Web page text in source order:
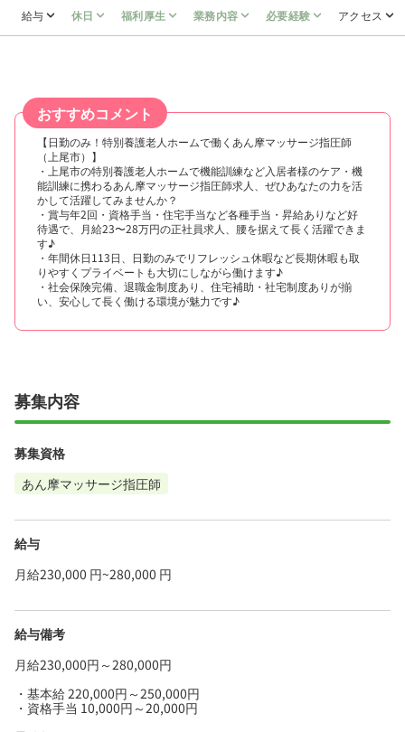
給与 休日 福利厚生 業務内容 必要経験 アクセス
おすすめコメント
【日勤のみ！特別養護老人ホームで働くあん摩マッサージ指圧師
（上尾市）】
・上尾市の特別養護老人ホームで機能訓練など入居者様のケア・機
能訓練に携わるあん摩マッサージ指圧師求人、ぜひあなたの力を活
かして活躍してみませんか？
・賞与年2回・資格手当・住宅手当など各種手当・昇給ありなど好
待遇で、月給23〜28万円の正社員求人、腰を据えて長く活躍できま
す♪
・年間休日113日、日勤のみでリフレッシュ休暇など長期休暇も取
りやすくプライベートも大切にしながら働けます♪
・社会保険完備、退職金制度あり、住宅補助・社宅制度ありが揃
い、安心して長く働ける環境が魅力です♪
募集内容
募集資格
あん摩マッサージ指圧師
給与
月給230,000 円~280,000 円
給与備考
月給230,000円～280,000円
・基本給 220,000円～250,000円
・資格手当 10,000円～20,000円